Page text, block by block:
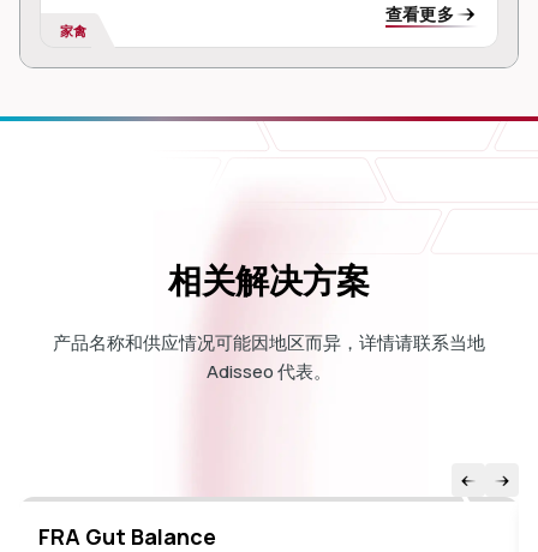
查看更多
家禽
相关解决方案
产品名称和供应情况可能因地区而异，详情请联系当地
Adisseo 代表。
FRA Gut Balance